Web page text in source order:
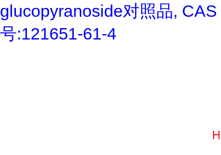
glucopyranoside对照品, CAS
号:121651-61-4